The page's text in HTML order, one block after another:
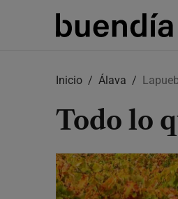
Inicio Álava
Todo lo